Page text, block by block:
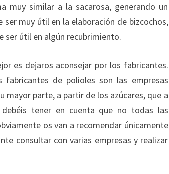
muy similar a la sacarosa, generando un
muy útil en la elaboración de bizcochos,
ser útil en algún recubrimiento.
es dejaros aconsejar por los fabricantes.
de polioles son las empresas
mayor parte, a partir de los azúcares, que a
tener en cuenta que no todas las
os van a recomendar únicamente
consultar con varias empresas y realizar